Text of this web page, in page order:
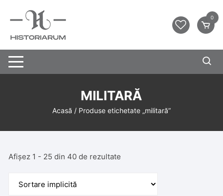
0
MILITARĂ
Acasă / Produse etichetate „militară”
Afișez 1 - 25 din 40 de rezultate